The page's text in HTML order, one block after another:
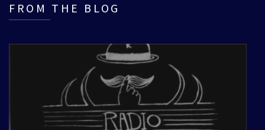
FROM THE BLOG